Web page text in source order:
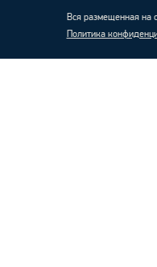
Вся размещенная на
Политика